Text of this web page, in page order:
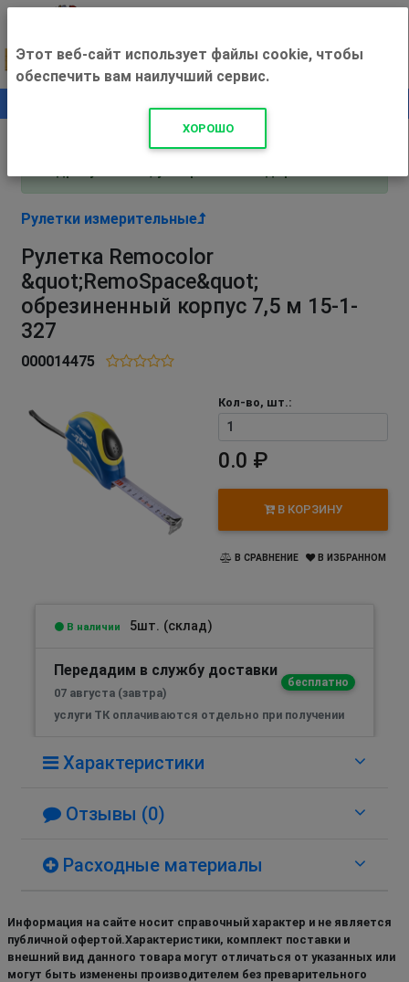
+500 ₽
Внимание! С 3 августа магазин работает по
Рулетки измерительные
Рулетка Remocolor
&quot;RemoSpace&quot;
обрезиненный корпус 7,5 м 15-1-
327
000014475
Кол-во, шт.:
0.0 ₽
В КОРЗИНУ
В СРАВНЕНИЕ В ИЗБРАННОМ
В наличии 5шт. (склад)
Передадим в службу доставки
бесплатно
07 августа (завтра)
услуги ТК оплачиваются отдельно при получении
Характеристики
Отзывы (0)
Расходные материалы
Информация на сайте носит справочный характер и не является
публичной офертой.Характеристики, комплект поставки и
внешний вид данного товара могут отличаться от указанных или
могут быть изменены производителем без преварительного
Этот веб-сайт использует файлы cookie, чтобы
обеспечить вам наилучший сервис.
ХОРОШО